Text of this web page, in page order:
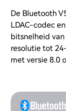
De Bluetooth
LDAC-codec
bitsnelheid
resolutie tot
met versie 8.0